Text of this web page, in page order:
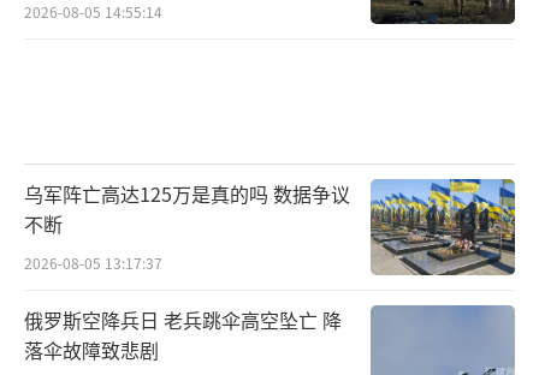
2026-08-05 14:55:14
乌军阵亡高达125万是真的吗 数据争议
不断
2026-08-05 13:17:37
俄罗斯空降兵日 老兵跳伞高空坠亡 降
落伞故障致悲剧